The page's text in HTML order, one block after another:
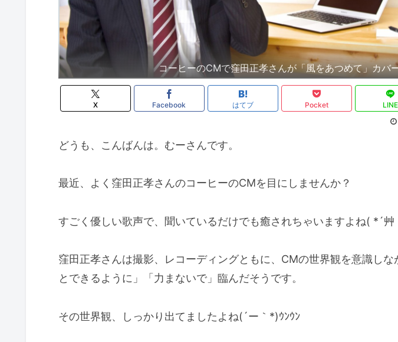
コーヒーのCMで窪田正孝さんが「風をあつめて」カバ
X Facebook はてブ Pocket LINE
どうも、こんばんは。むーさんです。
最近、よく窪田正孝さんのコーヒーのCMを目にしませんか？
すごく優しい歌声で、聞いているだけでも癒されちゃいますよね( *´艸
窪田正孝さんは撮影、レコーディングともに、CMの世界観を意識しな
とできるように」「力まないで」臨んだそうです。
その世界観、しっかり出てましたよね(´ー｀*)ｳﾝｳﾝ